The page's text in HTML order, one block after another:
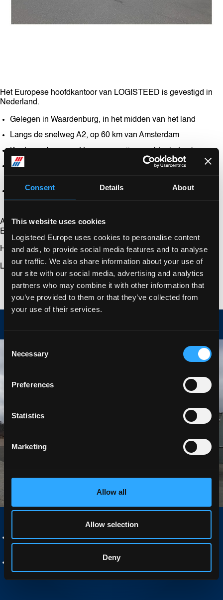
Consent Details About
This website uses cookies
Logisteed Europe uses cookies to personalise content
and ads, to provide social media features and to analyse
our traffic. We also share information about your use of
our site with our social media, advertising and analytics
partners who may combine it with other information that
you’ve provided to them or that they’ve collected from
your use of their services.
Selection
Necessary
Preferences
Statistics
Marketing
Allow all
Allow selection
Deny
Het Europese hoofdkantoor van LOGISTEED is gevestigd in
Nederland.
Gelegen in Waardenburg, in het midden van het land
Langs de snelweg A2, op 60 km van Amsterdam
Eén Europees distributiecentrum (EDC) heeft 12.600 m²
Het andere magazijn heeft 4.500 m²
opslagruimteen drie
verdiepingen met mezzaninevloeren.
Afstand van EDC tot belangrijke strategische locaties voor
Europese logistiek:
Haven van Rotterdam: 60 km
Luchthaven Schiphol: 75 km
De afdeling Speciaal enZwaar Transport, gevestigd in
Amsterdam, de hoofdstad van Nederland
Interne logistiek voor een klant in de machinebouw